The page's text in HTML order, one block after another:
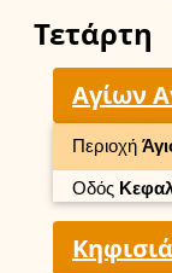
Τετάρτη
Αγίων
Περιοχή
Οδός
Κηφισιά